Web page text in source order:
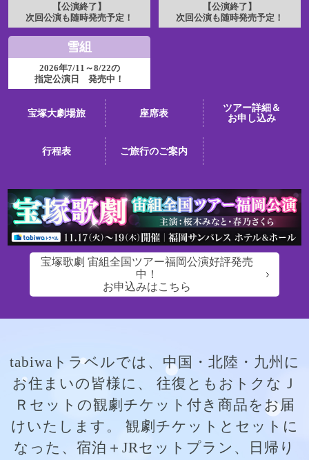
【公演終了】
次回公演も随時発売予定！
【公演終了】
次回公演も随時発売予定！
雪組
2026年7/11～8/22の
指定公演日 発売中！
宝塚大劇場旅 座席表
ツアー詳細＆
お申し込み
行程表 ご旅行のご案内
宝塚歌劇 宙組全国ツアー福岡公演好評発売
中！
お申込みはこちら
tabiwaトラベルでは、中国・北陸・九州に
お住まいの皆様に、 往復ともおトクなＪ
Ｒセットの観劇チケット付き商品をお届
けいたします。 観劇チケットとセットに
なった、宿泊＋JRセットプラン、日帰り